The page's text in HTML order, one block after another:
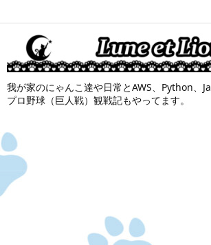
我が家のにゃんこ達や日常とAWS、Python、
プロ野球（巨人戦）観戦記もやってます。